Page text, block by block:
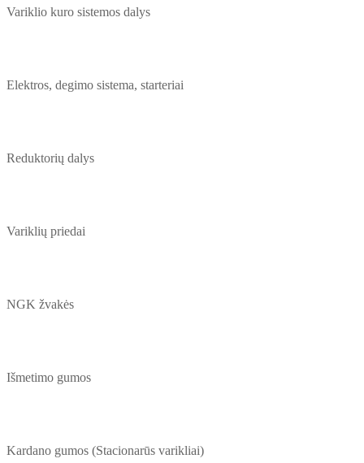
Variklio kuro sistemos dalys
Elektros, degimo sistema, starteriai
Reduktorių dalys
Variklių priedai
NGK žvakės
Išmetimo gumos
Kardano gumos (Stacionarūs varikliai)